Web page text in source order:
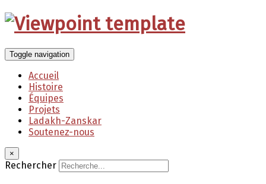
Toggle navigation
Accueil
Histoire
Équipes
Projets
Ladakh-Zanskar
Soutenez-nous
×
Rechercher